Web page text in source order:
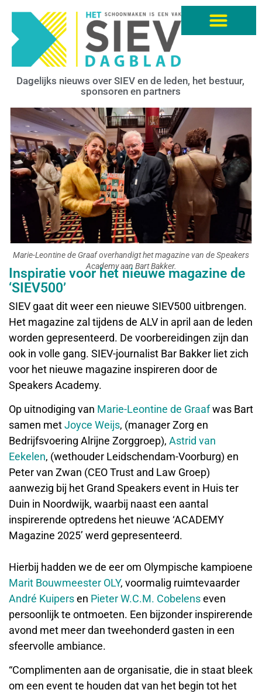
Dagelijks nieuws over SIEV en de leden, het bestuur,
sponsoren en partners
Marie-Leontine de Graaf overhandigt het magazine van de Speakers
Academy aan Bart Bakker.
Inspiratie voor het nieuwe magazine de
‘SIEV500’
SIEV gaat dit weer een nieuwe SIEV500 uitbrengen.
Het magazine zal tijdens de ALV in april aan de leden
worden gepresenteerd. De voorbereidingen zijn dan
ook in volle gang. SIEV-journalist Bar Bakker liet zich
voor het nieuwe magazine inspireren door de
Speakers Academy.
Op uitnodiging van Marie-Leontine de Graafwas Bart
samen metJoyce Weijs, (manager Zorg en
Bedrijfsvoering Alrijne Zorggroep), Astrid van
Eekelen, (wethouder Leidschendam-Voorburg) en
Peter van Zwan (CEO Trust and Law Groep)
aanwezig bij het Grand Speakers event in Huis ter
Duin in Noordwijk, waarbij naast een aantal
inspirerende optredens het nieuwe ‘ACADEMY
Magazine 2025’ werd gepresenteerd.
Hierbij hadden we de eer om Olympische kampioene
Marit Bouwmeester OLY, voormalig ruimtevaarder
André Kuipersen Pieter W.C.M. Cobelenseven
persoonlijk te ontmoeten. Een bijzonder inspirerende
avond met meer dan tweehonderd gasten in een
sfeervolle ambiance.
“Complimenten aan de organisatie, die in staat bleek
om een event te houden dat van het begin tot het